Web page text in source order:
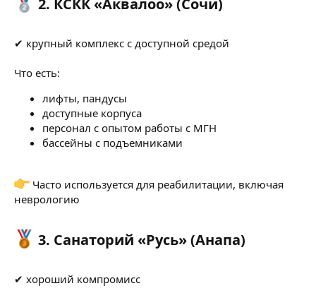
2. КСКК «Аквалоо» (Сочи)​
✔ крупный комплекс с доступной средой
Что есть:
лифты, пандусы
доступные корпуса
персонал с опытом работы с МГН
бассейны с подъемниками
Часто используется для реабилитации, включая
неврологию
3. Санаторий «Русь» (Анапа)​
✔ хороший компромисс